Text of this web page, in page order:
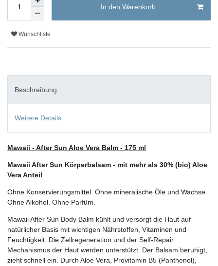
In den Warenkorb
Wunschliste
Beschreibung
Weitere Details
Mawaii - After Sun Aloe Vera Balm - 175 ml
Mawaii After Sun Körperbalsam - mit mehr als 30% (bio) Aloe
Vera Anteil
Ohne Konservierungsmittel. Ohne mineralische Öle und Wachse.
Ohne Alkohol. Ohne Parfüm.
Mawaii After Sun Body Balm kühlt und versorgt die Haut auf
natürlicher Basis mit wichtigen Nährstoffen, Vitaminen und
Feuchtigkeit. Die Zellregeneration und der Self-Repair
Mechanismus der Haut werden unterstützt. Der Balsam beruhigt,
zieht schnell ein. Durch Aloe Vera, Provitamin B5 (Panthenol),